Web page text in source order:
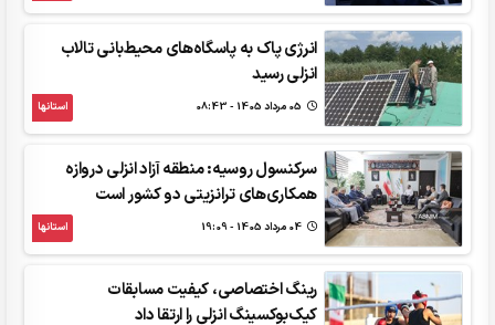
انرژی پاک به پاسگاه‌های محیط‌بانی تالاب
انزلی رسید
استانها
سرکنسول روسیه: منطقه آزاد انزلی دروازه
همکاری‌های ترانزیتی دو کشور است
استانها
رینگ اختصاصی، کیفیت مسابقات
کیک‌بوکسینگ انزلی را ارتقا داد